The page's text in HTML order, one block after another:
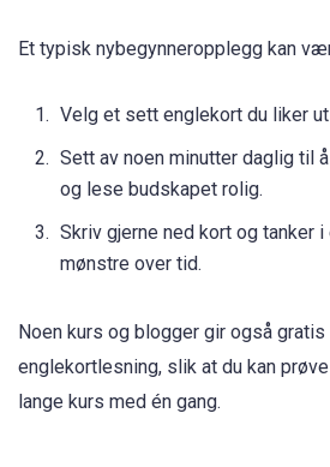
Et typisk nybegynneropplegg kan
Velg et sett englekort du liker
Sett av noen minutter daglig til
og lese budskapet rolig.
Skriv gjerne ned kort og tanker
mønstre over tid.
Noen kurs og blogger gir også
englekortlesning, slik at du kan
lange kurs med én gang.